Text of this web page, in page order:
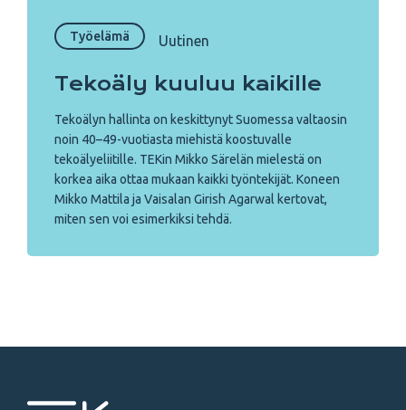
Työelämä Uutinen
Tekoäly kuuluu kaikille
Tekoälyn hallinta on keskittynyt Suomessa valtaosin
noin 40–49-vuotiasta miehistä koostuvalle
tekoälyeliitille. TEKin Mikko Särelän mielestä on
korkea aika ottaa mukaan kaikki työntekijät. Koneen
Mikko Mattila ja Vaisalan Girish Agarwal kertovat,
miten sen voi esimerkiksi tehdä.